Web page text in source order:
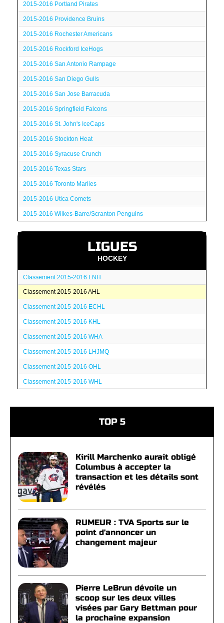
2015-2016 Portland Pirates
2015-2016 Providence Bruins
2015-2016 Rochester Americans
2015-2016 Rockford IceHogs
2015-2016 San Antonio Rampage
2015-2016 San Diego Gulls
2015-2016 San Jose Barracuda
2015-2016 Springfield Falcons
2015-2016 St. John's IceCaps
2015-2016 Stockton Heat
2015-2016 Syracuse Crunch
2015-2016 Texas Stars
2015-2016 Toronto Marlies
2015-2016 Utica Comets
2015-2016 Wilkes-Barre/Scranton Penguins
LIGUES
HOCKEY
Classement 2015-2016 LNH
Classement 2015-2016 AHL
Classement 2015-2016 ECHL
Classement 2015-2016 KHL
Classement 2015-2016 WHA
Classement 2015-2016 LHJMQ
Classement 2015-2016 OHL
Classement 2015-2016 WHL
TOP 5
Kirill Marchenko aurait obligé
Columbus à accepter la
transaction et les détails sont
révélés
RUMEUR : TVA Sports sur le
point d'annoncer un
changement majeur
Pierre LeBrun dévoile un
scoop sur les deux villes
visées par Gary Bettman pour
la prochaine expansion